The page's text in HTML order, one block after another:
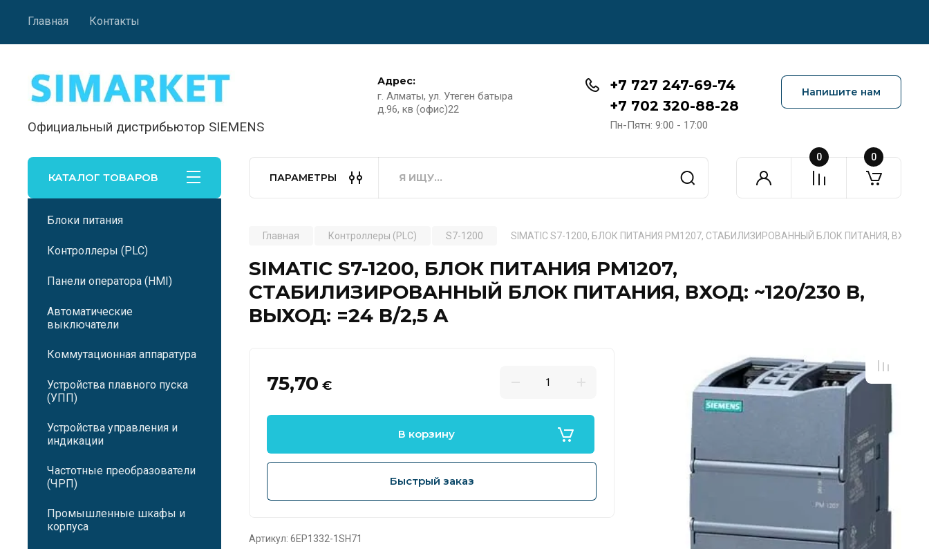
Главная Контакты
Официальный дистрибьютор SIEMENS
Адрес:
г. Алматы, ул. Утеген батыра
д.96, кв (офис)22
+7 727 247-69-74
+7 702 320-88-28
Пн-Пятн: 9:00 - 17:00
Напишите нам
КАТАЛОГ ТОВАРОВ ПАРАМЕТРЫ
0 0
Блоки питания
Контроллеры (PLC)
Панели оператора (HMI)
Автоматические
выключатели
Коммутационная аппаратура
Устройства плавного пуска
(УПП)
Устройства управления и
индикации
Частотные преобразователи
(ЧРП)
Промышленные шкафы и
корпуса
Главная Контроллеры (PLC) S7-1200 SIMATIC S7-1200, БЛОК ПИТАНИЯ PM1207, СТАБИЛИЗИРОВАННЫЙ БЛОК ПИТАНИЯ, ВХОД:
SIMATIC S7-1200, БЛОК ПИТАНИЯ PM1207,
СТАБИЛИЗИРОВАННЫЙ БЛОК ПИТАНИЯ, ВХОД: ~120/230 В,
ВЫХОД: =24 В/2,5 A
75,70 €
В корзину
Быстрый заказ
Артикул: 6EP1332-1SH71